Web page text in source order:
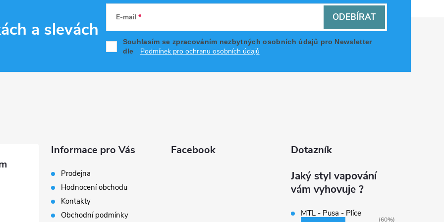
a slevách
E-mail
Souhlasím se zpracováním nezbytných osobních údajů pro Newsletter
dle
Podmínek pro ochranu osobních údajů
ODEBÍRAT
Informace pro Vás
Prodejna
Hodnocení obchodu
Kontakty
Obchodní podmínky
Facebook Dotazník
Jaký styl vapování
vám vyhovuje ?
MTL - Pusa - Plíce
(60%)